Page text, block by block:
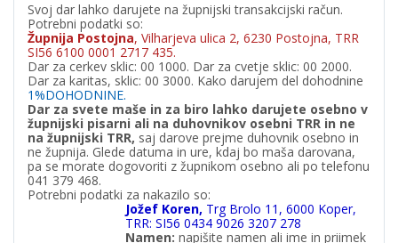
Svoj dar lahko darujete na župnijski transakcijski račun.
Potrebni podatki so:
Župnija Postojna, Vilharjeva ulica 2, 6230 Postojna, TRR
SI56 6100 0001 2717 435.
Dar za cerkev sklic: 00 1000. Dar za cvetje sklic: 00 2000.
Dar za karitas, sklic: 00 3000. Kako darujem del dohodnine
1%DOHODNINE.
Dar za svete maše in za biro lahko darujete osebno v
župnijski pisarni ali na duhovnikov osebni TRR in ne
na župnijski TRR, saj darove prejme duhovnik osebno in
ne župnija. Glede datuma in ure, kdaj bo maša darovana,
pa se morate dogovoriti z župnikom osebno ali po telefonu
041 379 468.
Potrebni podatki za nakazilo so:
Jožef Koren, Trg Brolo 11, 6000 Koper,
TRR: SI56 0434 9026 3207 278
Namen: napišite namen ali ime in priimek